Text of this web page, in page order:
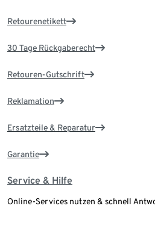
Retourenetikett
30 Tage Rückgaberecht
Retouren-Gutschrift
Reklamation
Ersatzteile & Reparatur
Garantie
Service & Hilfe
Online-Services nutzen & schnell